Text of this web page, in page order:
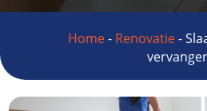
Home- Renovatie-